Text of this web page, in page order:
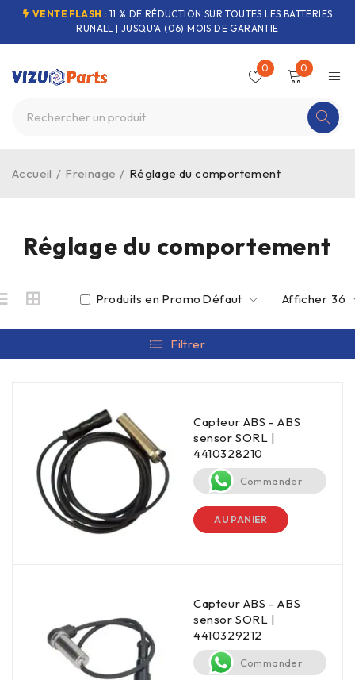
VENTE FLASH : 11 % DE RÉDUCTION SUR TOUTES LES BATTERIES
RUNALL | JUSQU'A (06) MOIS DE GARANTIE
0 0
Réglage du comportement
Accueil / Freinage / Réglage du comportement
Défaut
Produits en Promo Afficher 36
Filtrer
Capteur ABS - ABS
sensor SORL |
4410328210
Commander
AU PANIER
Capteur ABS - ABS
sensor SORL |
4410329212
Commander